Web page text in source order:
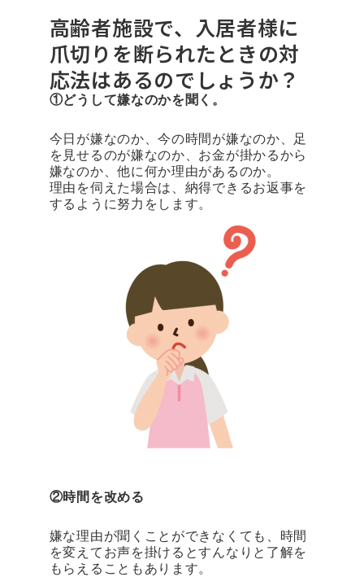
高齢者施設で、入居者様に
爪切りを断られたときの対
応法はあるのでしょうか？
①どうして嫌なのかを聞く。
今日が嫌なのか、今の時間が嫌なのか、足
を見せるのが嫌なのか、お金が掛かるから
嫌なのか、他に何か理由があるのか。
理由を伺えた場合は、納得できるお返事を
するように努力をします。
②時間を改める
嫌な理由が聞くことができなくても、時間
を変えてお声を掛けるとすんなりと了解を
もらえることもあります。